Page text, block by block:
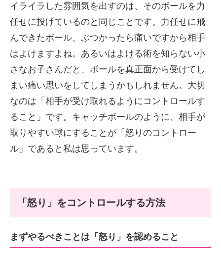
イライラした雰囲気を出すのは、そのボールを力
任せに投げているのと同じことです。力任せに飛
んできたボール、ぶつかったら痛いですから相手
はよけますよね。あるいはよける術を知らない小
さなお子さんだと、ボールを真正面から受けてし
まい痛い思いをしてしまうかもしれません。大切
なのは「相手が受け取れるようにコントロールす
ること」です。キャッチボールのように、相手が
取りやすい球にすることが「怒りのコントロー
ル」であると私は思っています。
「怒り」をコントロールする方法
まずやるべきことは「怒り」を認めること